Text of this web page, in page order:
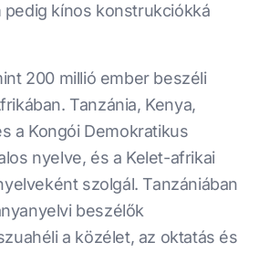
pedig kínos konstrukciókká
200 millió ember beszéli
Tanzánia, Kenya,
a Kongói Demokratikus
nyelve, és a Kelet-afrikai
szolgál. Tanzániában
beszélők
a közélet, az oktatás és